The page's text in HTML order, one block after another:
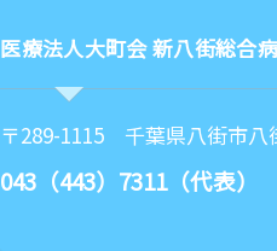
医療法人大町会 新八街総合
〒289-1115 千葉県八街市八
043（443）7311（代表）